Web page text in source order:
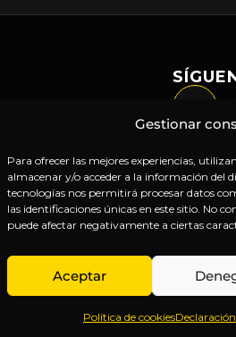
Gestionar
Para ofrecer las mejores experiencias,
almacenar y/o acceder a la información del
tecnologías nos permitirá procesar datos
las identificaciones únicas en este sitio. No
puede afectar negativamente a ciertas
Aceptar
Política de cookies